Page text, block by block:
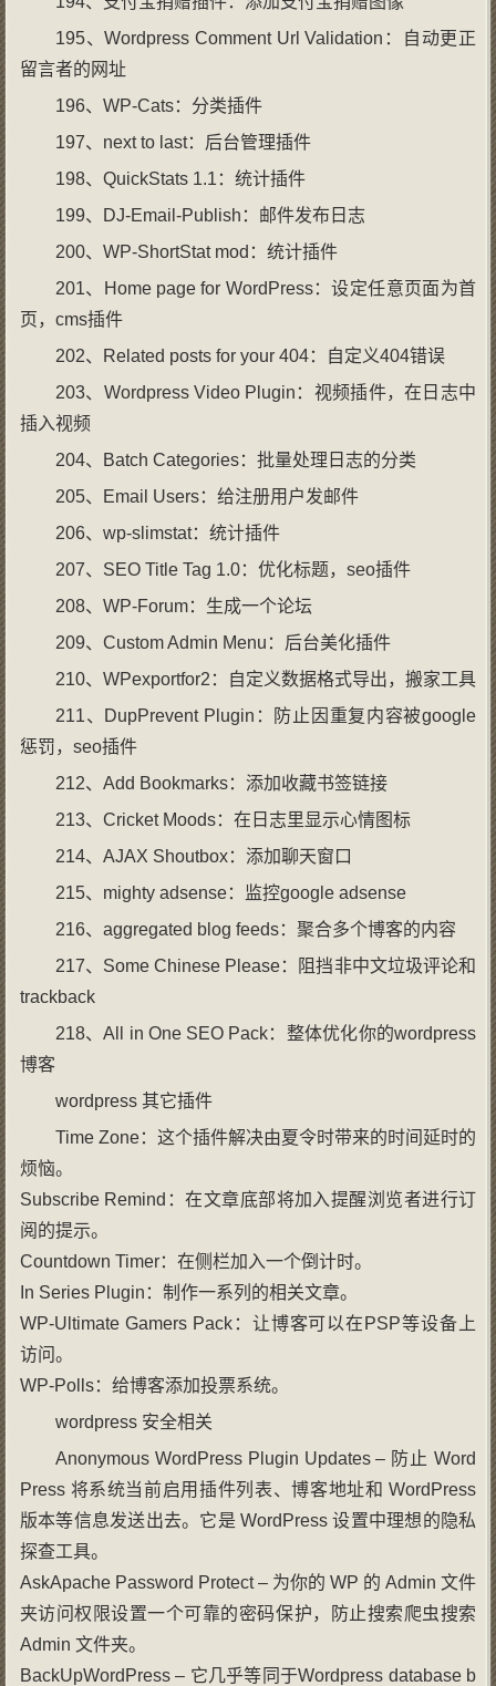
195、Wordpress Comment Url Validation：自动更正
留言者的网址
196、WP-Cats：分类插件
197、next to last：后台管理插件
198、QuickStats 1.1：统计插件
199、DJ-Email-Publish：邮件发布日志
200、WP-ShortStat mod：统计插件
201、Home page for WordPress：设定任意页面为首
页，cms插件
202、Related posts for your 404：自定义404错误
203、Wordpress Video Plugin：视频插件，在日志中
插入视频
204、Batch Categories：批量处理日志的分类
205、Email Users：给注册用户发邮件
206、wp-slimstat：统计插件
207、SEO Title Tag 1.0：优化标题，seo插件
208、WP-Forum：生成一个论坛
209、Custom Admin Menu：后台美化插件
210、WPexportfor2：自定义数据格式导出，搬家工具
211、DupPrevent Plugin：防止因重复内容被google
惩罚，seo插件
212、Add Bookmarks：添加收藏书签链接
213、Cricket Moods：在日志里显示心情图标
214、AJAX Shoutbox：添加聊天窗口
215、mighty adsense：监控google adsense
216、aggregated blog feeds：聚合多个博客的内容
217、Some Chinese Please：阻挡非中文垃圾评论和
trackback
218、All in One SEO Pack：整体优化你的wordpress
博客
wordpress 其它插件
Time Zone：这个插件解决由夏令时带来的时间延时的
烦恼。
Subscribe Remind：在文章底部将加入提醒浏览者进行订
阅的提示。
Countdown Timer：在侧栏加入一个倒计时。
In Series Plugin：制作一系列的相关文章。
WP-Ultimate Gamers Pack：让博客可以在PSP等设备上
访问。
WP-Polls：给博客添加投票系统。
wordpress 安全相关
Anonymous WordPress Plugin Updates – 防止 Word
Press 将系统当前启用插件列表、博客地址和 WordPress
版本等信息发送出去。它是 WordPress 设置中理想的隐私
探查工具。
AskApache Password Protect – 为你的 WP 的 Admin 文件
夹访问权限设置一个可靠的密码保护，防止搜索爬虫搜索
Admin 文件夹。
BackUpWordPress – 它几乎等同于Wordpress database b